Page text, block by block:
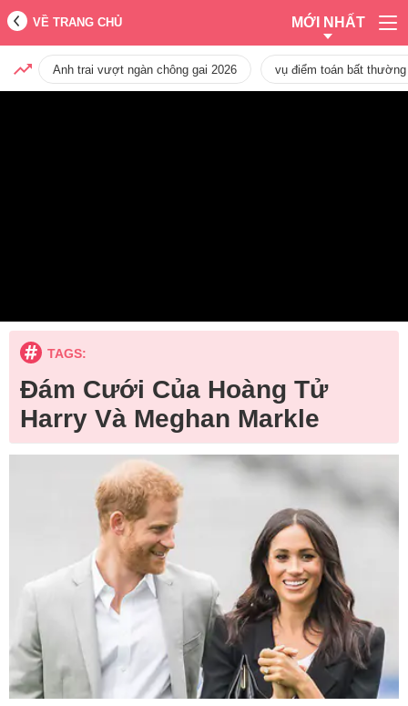
VỀ TRANG CHỦ MỚI NHẤT
Anh trai vượt ngàn chông gai 2026 vụ điểm toán bất
TAGS:
Đám Cưới Của Hoàng Tử
Harry Và Meghan Markle